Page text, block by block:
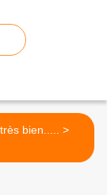
Tout va très bien..... >